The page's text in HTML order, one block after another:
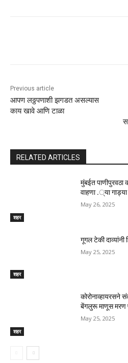
Previous article
आपण लठ्ठपणाशी झगडत असल्यास
काय खावे आणि टाळा
RELATED ARTICLES
शहर
मुंबईत पाणीपुरवठा
वाहणा .्या गाड्या
May 26, 2025
शहर
गूगल टेकी दाव्यांनी
May 25, 2025
शहर
कोरोनाव्हायरसने
बेंगलुरू माणूस मरण
May 25, 2025